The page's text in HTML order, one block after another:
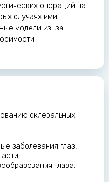
операций на
случаях ими
модели из-за
склеральных
заболевания глаз,
глаза;